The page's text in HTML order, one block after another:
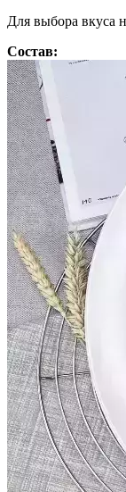
Для выбора вкуса
Состав: